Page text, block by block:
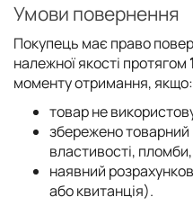
Умови повернення
Покупець має право
належної якості протягом
моменту отримання, якщо:
товар не
збережено товарний
властивості,
наявний
або квитанція).